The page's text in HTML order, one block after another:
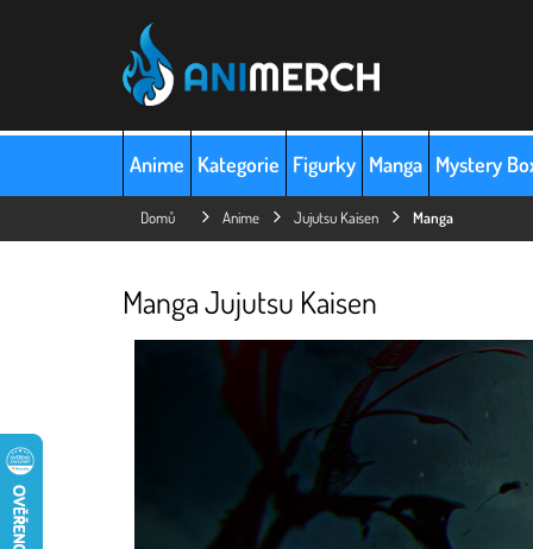
Anime Kategorie Figurky Manga Mystery
Domů Anime Jujutsu Kaisen Manga
Manga Jujutsu Kaisen